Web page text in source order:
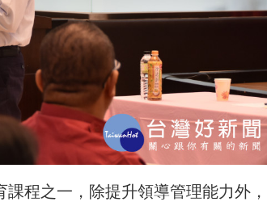
程之一，除提升領導管理能力外，